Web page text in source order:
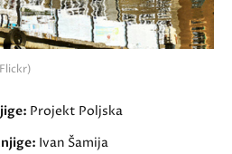
Projekt Poljska
Ivan Šamija